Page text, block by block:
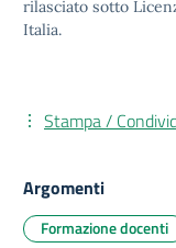
rilasciato sotto
Italia.
Stampa /
Argomenti
Formazione docenti